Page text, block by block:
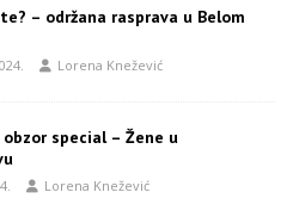
– održana rasprava u Belom
Lorena Knežević
special – Žene u
Lorena Knežević